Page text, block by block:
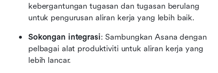
kebergantungan tugasan dan tugasan berulang
untuk pengurusan aliran kerja yang lebih baik.
Sokongan integrasi: Sambungkan Asana dengan
pelbagai alat produktiviti untuk aliran kerja yang
lebih lancar.